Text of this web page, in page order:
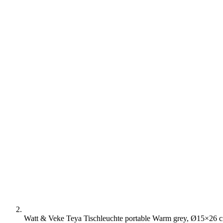
Watt & Veke Teya Tischleuchte portable Warm grey, Ø15×26